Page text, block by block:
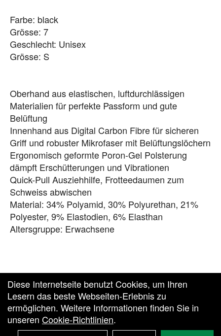
Farbe: black
Grösse: 7
Geschlecht: Unisex
Grösse: S
Oberhand aus elastischen, luftdurchlässigen
Materialien für perfekte Passform und gute
Belüftung
Innenhand aus Digital Carbon Fibre für sicheren
Griff und robuster Mikrofaser mit Belüftungslöchern
Ergonomisch geformte Poron-Gel Polsterung
dämpft Erschütterungen und Vibrationen
Quick-Pull Ausziehhilfe, Frotteedaumen zum
Schweiss abwischen
Material: 34% Polyamid, 30% Polyurethan, 21%
Polyester, 9% Elastodien, 6% Elasthan
Altersgruppe: Erwachsene
Zurück zur Vesto Homepage
Diese Internetseite benutzt Cookies, um Ihren
Lesern das beste Webseiten-Erlebnis zu
ermöglichen. Weitere Informationen finden Sie in
unseren Cookie-Richtlinien.